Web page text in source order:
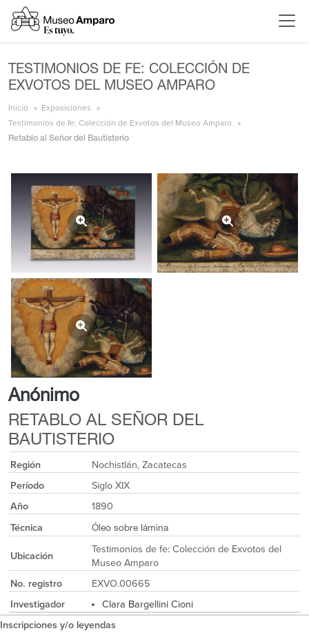
TESTIMONIOS DE FE: COLECCIÓN DE
EXVOTOS DEL MUSEO AMPARO
Inicio
Exposiciones
Testimonios de fe: Colección de Exvotos del Museo Amparo
Retablo al Señor del Bautisterio
Anónimo
RETABLO AL SEÑOR DEL
BAUTISTERIO
Región
Nochistlán, Zacatecas
Período
Siglo XIX
Año
1890
Técnica
Óleo sobre lámina
Ubicación
Testimonios de fe: Colección de Exvotos del
Museo Amparo
No. registro
EXVO.00665
Investigador
Clara Bargellini Cioni
Inscripciones y/o leyendas